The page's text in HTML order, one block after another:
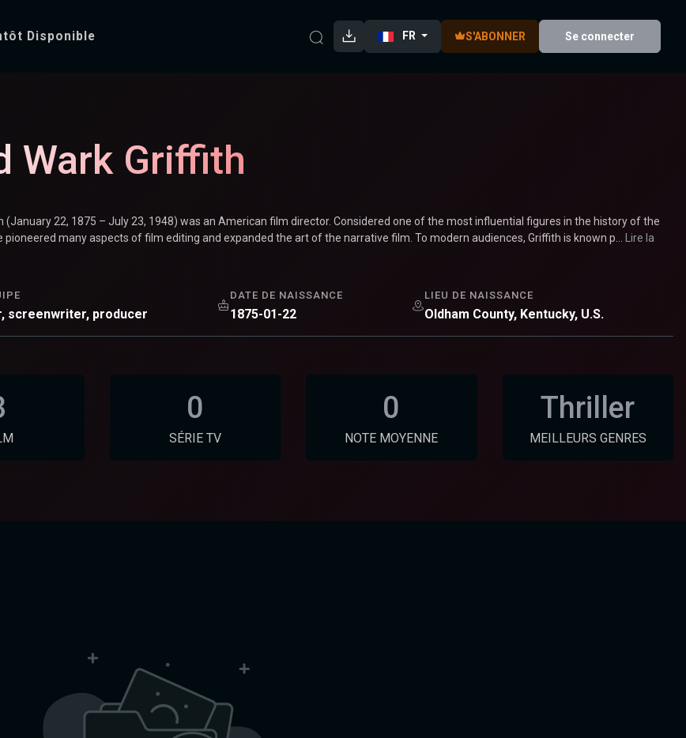
Disponible FR S'ABONNER Se connecter
Wark Griffith
(January 22, 1875 – July 23, 1948) was an American film director. Considered one of the most influential figures in the history of the
pioneered many aspects of film editing and expanded the art of the narrative film. To modern audiences, Griffith is known p...
Lire la
screenwriter, producer
DATE DE NAISSANCE
1875-01-22
LIEU DE NAISSANCE
Oldham County, Kentucky, U.S.
0
SÉRIE TV
0
NOTE MOYENNE
Thriller
MEILLEURS GENRES